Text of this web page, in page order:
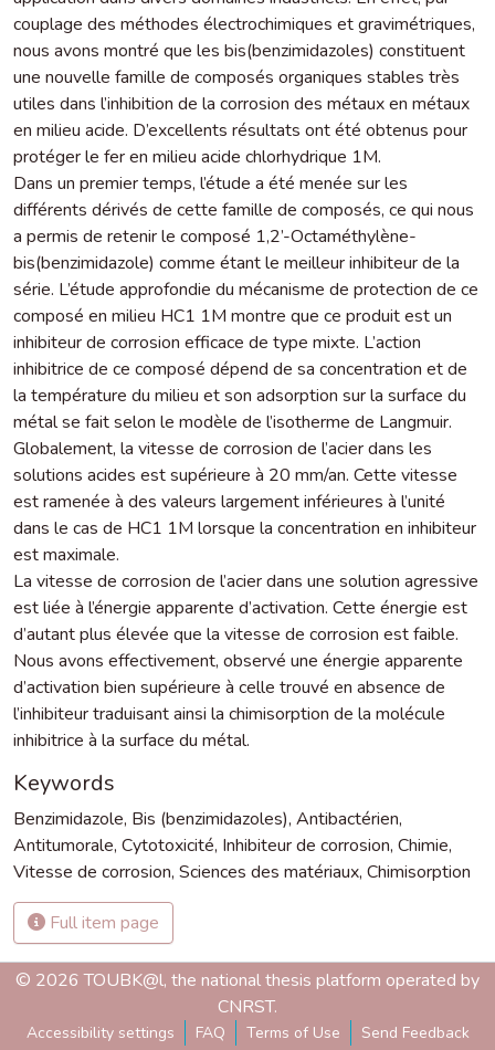
couplage des méthodes électrochimiques et gravimétriques,
nous avons montré que les bis(benzimidazoles) constituent
une nouvelle famille de composés organiques stables très
utiles dans l’inhibition de la corrosion des métaux en métaux
en milieu acide. D’excellents résultats ont été obtenus pour
protéger le fer en milieu acide chlorhydrique 1M.
Dans un premier temps, l’étude a été menée sur les
différents dérivés de cette famille de composés, ce qui nous
a permis de retenir le composé 1,2’-Octaméthylène-
bis(benzimidazole) comme étant le meilleur inhibiteur de la
série. L’étude approfondie du mécanisme de protection de ce
composé en milieu HC1 1M montre que ce produit est un
inhibiteur de corrosion efficace de type mixte. L’action
inhibitrice de ce composé dépend de sa concentration et de
la température du milieu et son adsorption sur la surface du
métal se fait selon le modèle de l’isotherme de Langmuir.
Globalement, la vitesse de corrosion de l’acier dans les
solutions acides est supérieure à 20 mm/an. Cette vitesse
est ramenée à des valeurs largement inférieures à l’unité
dans le cas de HC1 1M lorsque la concentration en inhibiteur
est maximale.
La vitesse de corrosion de l’acier dans une solution agressive
est liée à l’énergie apparente d’activation. Cette énergie est
d’autant plus élevée que la vitesse de corrosion est faible.
Nous avons effectivement, observé une énergie apparente
d’activation bien supérieure à celle trouvé en absence de
l’inhibiteur traduisant ainsi la chimisorption de la molécule
inhibitrice à la surface du métal.
Keywords
Benzimidazole, Bis (benzimidazoles), Antibactérien,
Antitumorale, Cytotoxicité, Inhibiteur de corrosion, Chimie,
Vitesse de corrosion, Sciences des matériaux, Chimisorption
Full item page
© 2026 TOUBK@l, the national thesis platform operated by
CNRST.
Accessibility settings FAQ Terms of Use Send Feedback